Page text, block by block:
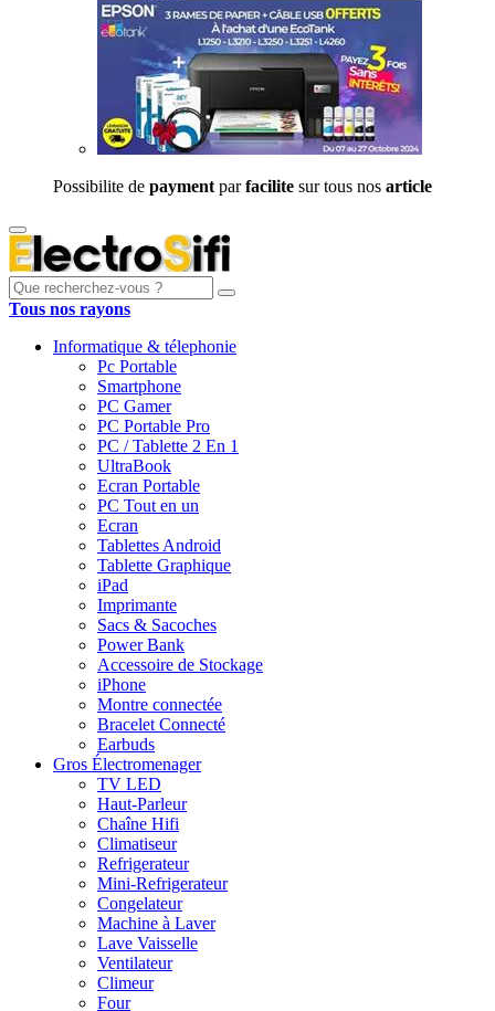
Possibilite de payment parfacilite sur tous nos article
Tous nos rayons
Informatique & télephonie
Pc Portable
Smartphone
PC Gamer
PC Portable Pro
PC / Tablette 2 En 1
UltraBook
Ecran Portable
PC Tout en un
Ecran
Tablettes Android
Tablette Graphique
iPad
Imprimante
Sacs & Sacoches
Power Bank
Accessoire de Stockage
iPhone
Montre connectée
Bracelet Connecté
Earbuds
Gros Électromenager
TV LED
Haut-Parleur
Chaîne Hifi
Climatiseur
Refrigerateur
Mini-Refrigerateur
Congelateur
Machine à Laver
Lave Vaisselle
Ventilateur
Climeur
Four